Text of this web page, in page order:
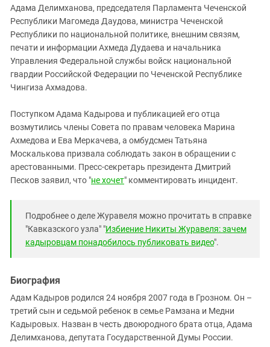
Адама Делимханова, председателя Парламента Чеченской
Республики Магомеда Даудова, министра Чеченской
Республики по национальной политике, внешним связям,
печати и информации Ахмеда Дудаева и начальника
Управления Федеральной службы войск национальной
гвардии Российской Федерации по Чеченской Республике
Чингиза Ахмадова.
Поступком Адама Кадырова и публикацией его отца
возмутились члены Совета по правам человека Марина
Ахмедова и Ева Меркачева, а омбудсмен Татьяна
Москалькова призвала соблюдать закон в обращении с
арестованными. Пресс-секретарь президента Дмитрий
Песков заявил, что "не хочет" комментировать инцидент.
Подробнее о деле Журавеля можно прочитать в справке
"Кавказского узла" "Избиение Никиты Журавеля: зачем
кадыровцам понадобилось публиковать видео".
Биография
Адам Кадыров родился 24 ноября 2007 года в Грозном. Он –
третий сын и седьмой ребенок в семье Рамзана и Медни
Кадыровых. Назван в честь двоюродного брата отца, Адама
Делимханова, депутата Государственной Думы России.